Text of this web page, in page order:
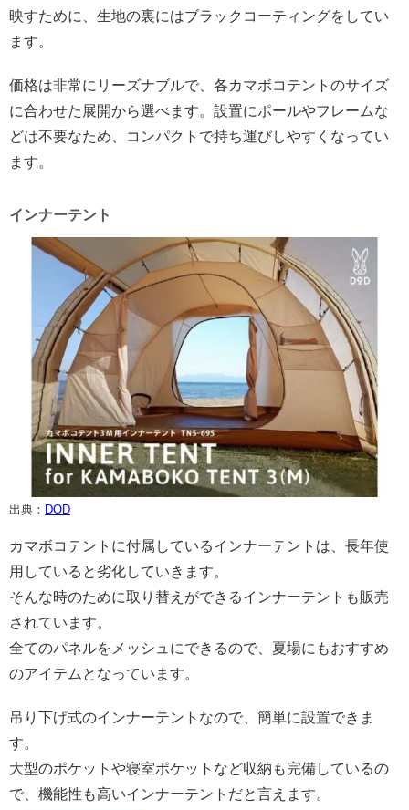
映すために、生地の裏にはブラックコーティングをしてい
ます。
価格は非常にリーズナブルで、各カマボコテントのサイズ
に合わせた展開から選べます。設置にポールやフレームな
どは不要なため、コンパクトで持ち運びしやすくなってい
ます。
インナーテント
出典： DOD
カマボコテントに付属しているインナーテントは、長年使
用していると劣化していきます。
そんな時のために取り替えができるインナーテントも販売
されています。
全てのパネルをメッシュにできるので、夏場にもおすすめ
のアイテムとなっています。
吊り下げ式のインナーテントなので、簡単に設置できま
す。
大型のポケットや寝室ポケットなど収納も完備しているの
で、機能性も高いインナーテントだと言えます。